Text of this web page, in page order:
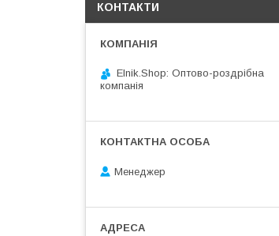
КОНТАКТИ
Elnik.Shop: Оптово-роздрібна
компанія
Менеджер